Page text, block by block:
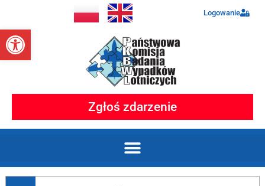
Otwórz pasek narzędzi
Logowanie
Zgłoś zdarzenie